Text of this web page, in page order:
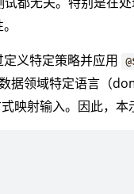
义特定策略并应用
据领域特定语言（
映射输入。因此，本